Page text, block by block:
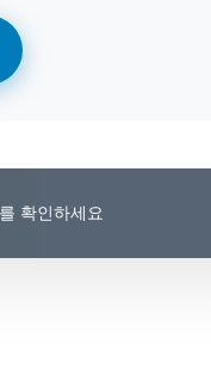
확인하세요